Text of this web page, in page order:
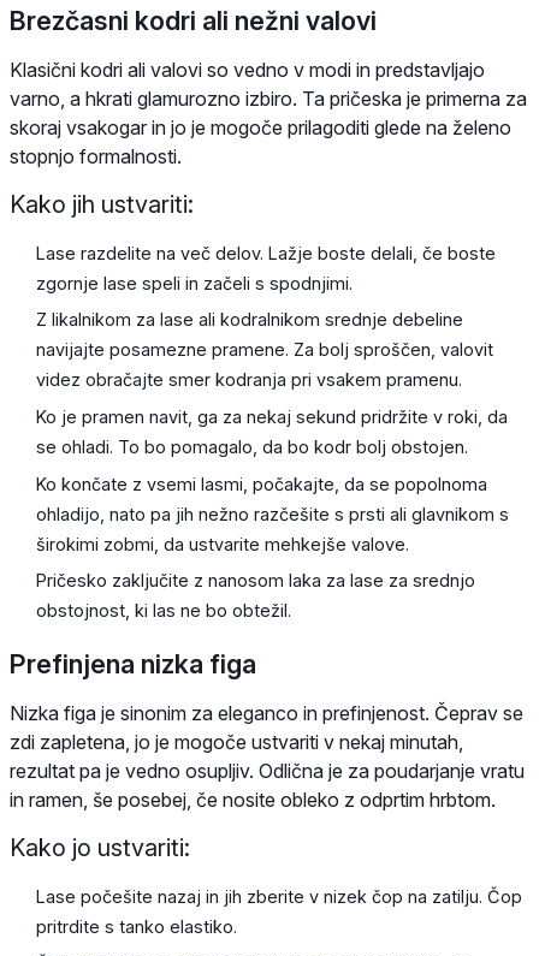
Brezčasni kodri ali nežni valovi
Klasični kodri ali valovi so vedno v modi in predstavljajo
varno, a hkrati glamurozno izbiro. Ta pričeska je primerna za
skoraj vsakogar in jo je mogoče prilagoditi glede na želeno
stopnjo formalnosti.
Kako jih ustvariti:
Lase razdelite na več delov. Lažje boste delali, če boste
zgornje lase speli in začeli s spodnjimi.
Z likalnikom za lase ali kodralnikom srednje debeline
navijajte posamezne pramene. Za bolj sproščen, valovit
videz obračajte smer kodranja pri vsakem pramenu.
Ko je pramen navit, ga za nekaj sekund pridržite v roki, da
se ohladi. To bo pomagalo, da bo kodr bolj obstojen.
Ko končate z vsemi lasmi, počakajte, da se popolnoma
ohladijo, nato pa jih nežno razčešite s prsti ali glavnikom s
širokimi zobmi, da ustvarite mehkejše valove.
Pričesko zaključite z nanosom laka za lase za srednjo
obstojnost, ki las ne bo obtežil.
Prefinjena nizka figa
Nizka figa je sinonim za eleganco in prefinjenost. Čeprav se
zdi zapletena, jo je mogoče ustvariti v nekaj minutah,
rezultat pa je vedno osupljiv. Odlična je za poudarjanje vratu
in ramen, še posebej, če nosite obleko z odprtim hrbtom.
Kako jo ustvariti:
Lase počešite nazaj in jih zberite v nizek čop na zatilju. Čop
pritrdite s tanko elastiko.